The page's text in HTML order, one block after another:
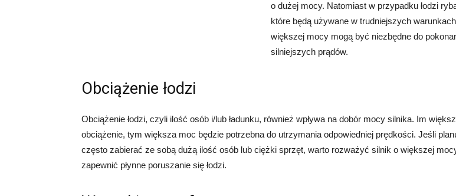
o dużej mocy. Natomiast w przypadku łodzi
które będą używane w trudniejszych
większej mocy mogą być niezbędne do
silniejszych prądów.
Obciążenie łodzi
Obciążenie łodzi, czyli ilość osób i/lub ładunku, również wpływa na dobór mocy silnika. Im
obciążenie, tym większa moc będzie potrzebna do utrzymania odpowiedniej prędkości. Jeśli
często zabierać ze sobą dużą ilość osób lub ciężki sprzęt, warto rozważyć silnik o większej
zapewnić płynne poruszanie się łodzi.